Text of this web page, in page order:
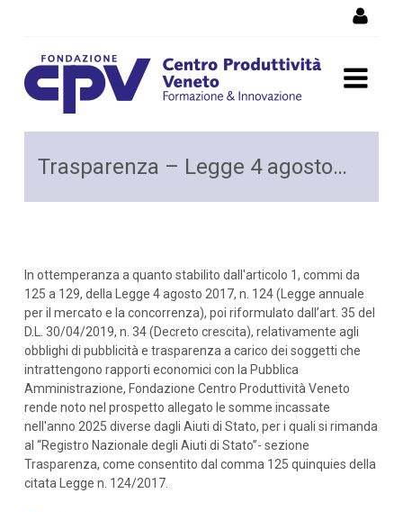
Amministrazione
Trasparente n124
Trasparenza – Legge 4 agosto 2017, n. 124
In ottemperanza a quanto stabilito dall'articolo 1, commi da
125 a 129, della Legge 4 agosto 2017, n. 124 (Legge annuale
per il mercato e la concorrenza), poi riformulato dall’art. 35 del
D.L. 30/04/2019, n. 34 (Decreto crescita), relativamente agli
obblighi di pubblicità e trasparenza a carico dei soggetti che
intrattengono rapporti economici con la Pubblica
Amministrazione, Fondazione Centro Produttività Veneto
rende noto nel prospetto allegato le somme incassate
nell'anno 2025 diverse dagli Aiuti di Stato, per i quali si rimanda
al “Registro Nazionale degli Aiuti di Stato”- sezione
Trasparenza, come consentito dal comma 125 quinquies della
citata Legge n. 124/2017.